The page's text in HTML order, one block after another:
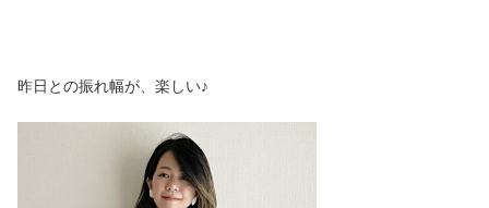
昨日との振れ幅が、楽しい♪